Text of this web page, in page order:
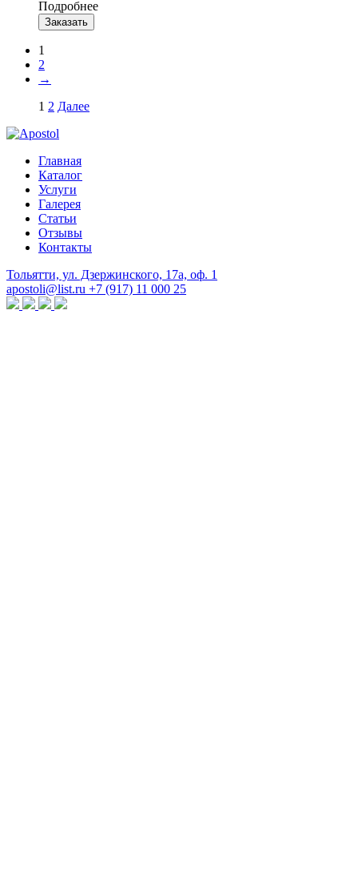
Подробнее
Заказать
1
2
→
1 2 Далее
Главная
Каталог
Услуги
Галерея
Статьи
Отзывы
Контакты
Тольятти, ул. Дзержинского, 17а, оф. 1
apostoli@list.ru +7 (917) 11 000 25